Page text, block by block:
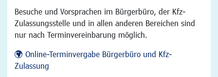
Besuche und Vorsprachen im Bürgerbüro, der Kfz-
Zulassungsstelle und in allen anderen Bereichen sind
nur nach Terminvereinbarung möglich.
Online-Terminvergabe Bürgerbüro und Kfz-
Zulassung